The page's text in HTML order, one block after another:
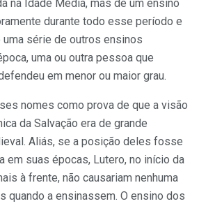
na Idade Média, mas de um ensino
durante todo esse período e
uma série de outros ensinos
uma ou outra pessoa que
em menor ou maior grau.
nomes como prova de que a visão
da Salvação era de grande
Aliás, se a posição deles fosse
em suas épocas, Lutero, no início da
à frente, não causariam nenhuma
quando a ensinassem. O ensino dos